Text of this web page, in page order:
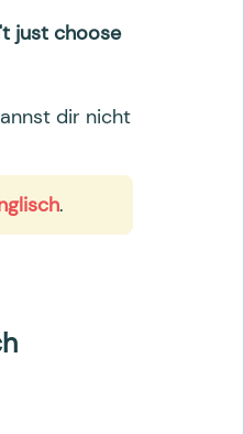
just choose
dir nicht
.